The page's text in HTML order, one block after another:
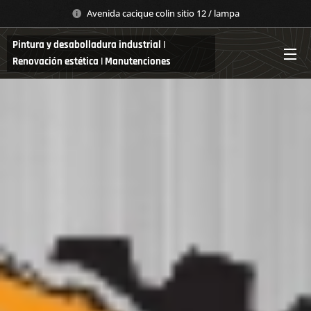
Avenida cacique colin sitio 12 / lampa
Pintura y desabolladura industrial |
Renovación estética | Manutenciones
estructurales.